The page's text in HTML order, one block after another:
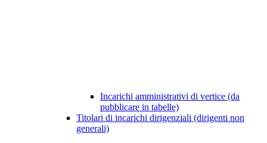
Incarichi amministrativi di vertice (da
pubblicare in tabelle)
Titolari di incarichi dirigenziali (dirigenti non
generali)